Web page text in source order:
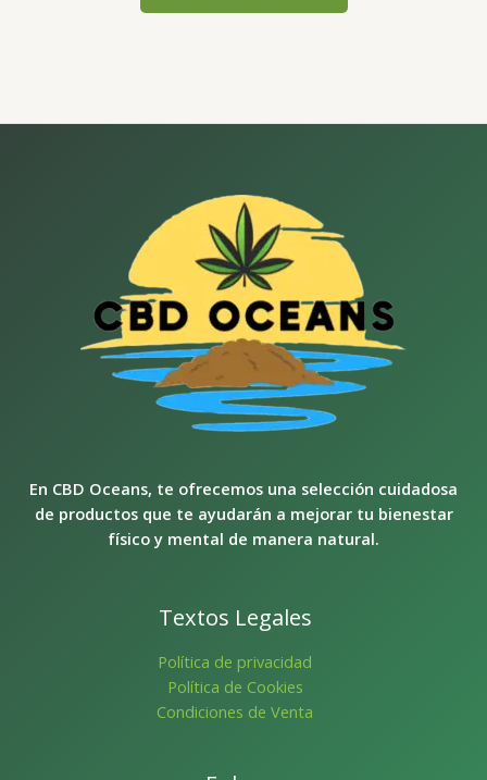
En CBD Oceans, te ofrecemos una selección cuidadosa
de productos que te ayudarán a mejorar tu bienestar
físico y mental de manera natural.
Textos Legales
Política de privacidad
Política de Cookies
Condiciones de Venta